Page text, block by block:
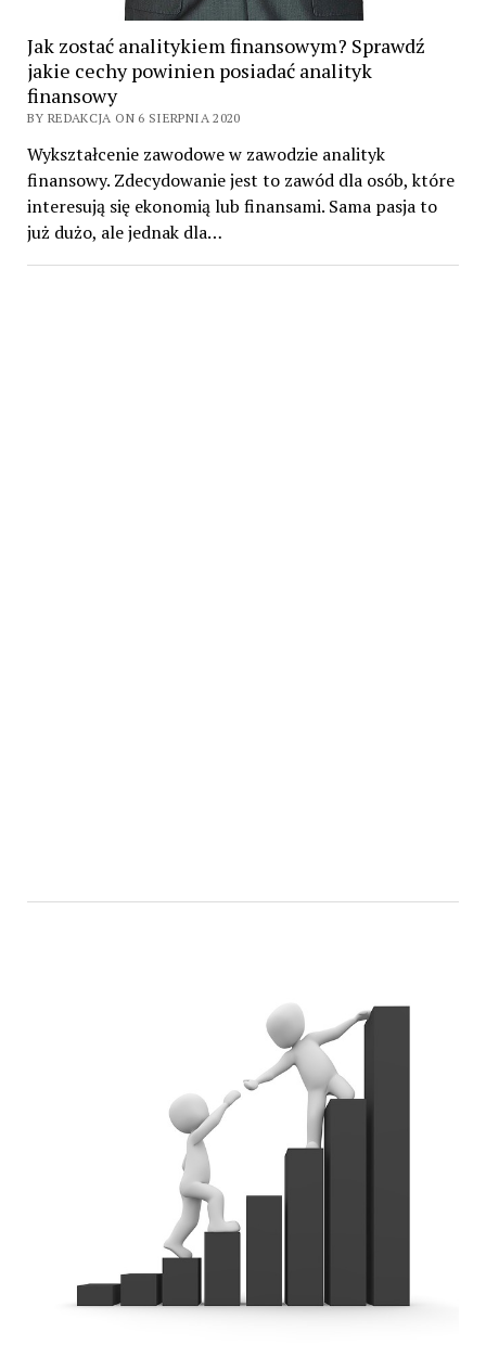
Jak zostać analitykiem finansowym? Sprawdź
jakie cechy powinien posiadać analityk
finansowy
BY REDAKCJA ON 6 SIERPNIA 2020
Wykształcenie zawodowe w zawodzie analityk
finansowy. Zdecydowanie jest to zawód dla osób, które
interesują się ekonomią lub finansami. Sama pasja to
już dużo, ale jednak dla…